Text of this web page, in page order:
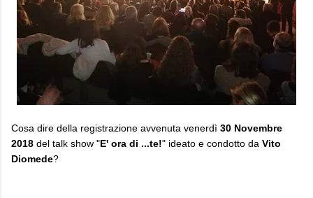
Cosa dire della registrazione avvenuta venerdì 30 Novembre
2018 del talk show "E' ora di ...te!" ideato e condotto da Vito
Diomede?